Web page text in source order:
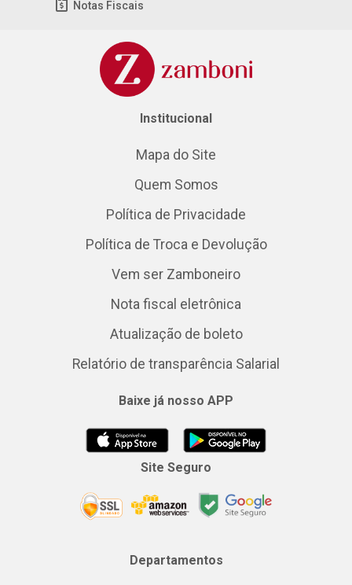
Notas Fiscais
Institucional
Mapa do Site
Quem Somos
Política de Privacidade
Política de Troca e Devolução
Vem ser Zamboneiro
Nota fiscal eletrônica
Atualização de boleto
Relatório de transparência Salarial
Baixe já nosso APP
Site Seguro
Departamentos